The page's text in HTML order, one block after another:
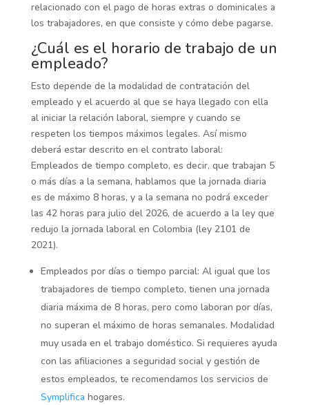
relacionado con el pago de horas extras o dominicales a
los trabajadores, en que consiste y cómo debe pagarse.
¿Cuál es el horario de trabajo de un
empleado?
Esto depende de la modalidad de contratación del
empleado y el acuerdo al que se haya llegado con ella
al iniciar la relación laboral, siempre y cuando se
respeten los tiempos máximos legales. Así mismo
deberá estar descrito en el contrato laboral:
Empleados de tiempo completo, es decir, que trabajan 5
o más días a la semana, hablamos que la jornada diaria
es de máximo 8 horas, y a la semana no podrá exceder
las 42 horas para julio del 2026, de acuerdo a la ley que
redujo la jornada laboral en Colombia (ley 2101 de
2021).
Empleados por días o tiempo parcial: Al igual que los
trabajadores de tiempo completo, tienen una jornada
diaria máxima de 8 horas, pero como laboran por días,
no superan el máximo de horas semanales. Modalidad
muy usada en el trabajo doméstico. Si requieres ayuda
con las afiliaciones a seguridad social y gestión de
estos empleados, te recomendamos los servicios de
Symplifica hogares.